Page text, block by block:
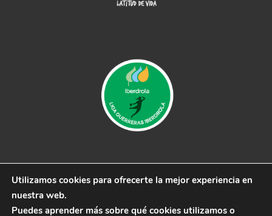
© 2019 CB Remudas - Desarrollado por3COM
Utilizamos cookies para ofrecerte la mejor experiencia en
nuestra web.
Puedes aprender más sobre qué cookies utilizamos o